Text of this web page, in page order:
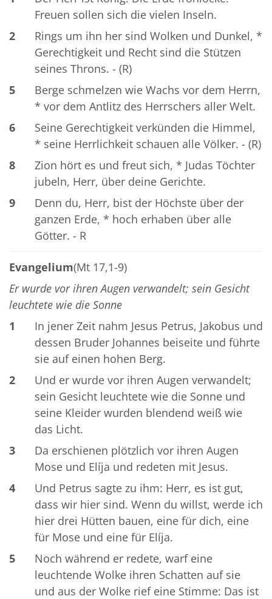
Freuen sollen sich die vielen Inseln.
2
Rings um ihn her sind Wolken und Dunkel, *
Gerechtigkeit und Recht sind die Stützen
seines Throns. - (R)
5
Berge schmelzen wie Wachs vor dem Herrn,
* vor dem Antlitz des Herrschers aller Welt.
6
Seine Gerechtigkeit verkünden die Himmel,
* seine Herrlichkeit schauen alle Völker. - (R)
8
Zion hört es und freut sich, * Judas Töchter
jubeln, Herr, über deine Gerichte.
9
Denn du, Herr, bist der Höchste über der
ganzen Erde, * hoch erhaben über alle
Götter. - R
Evangelium(Mt 17,1-9)
Er wurde vor ihren Augen verwandelt; sein Gesicht
leuchtete wie die Sonne
1
In jener Zeit nahm Jesus Petrus, Jakobus und
dessen Bruder Johannes beiseite und führte
sie auf einen hohen Berg.
2
Und er wurde vor ihren Augen verwandelt;
sein Gesicht leuchtete wie die Sonne und
seine Kleider wurden blendend weiß wie
das Licht.
3
Da erschienen plötzlich vor ihren Augen
Mose und Elíja und redeten mit Jesus.
4
Und Petrus sagte zu ihm: Herr, es ist gut,
dass wir hier sind. Wenn du willst, werde ich
hier drei Hütten bauen, eine für dich, eine
für Mose und eine für Elíja.
5
Noch während er redete, warf eine
leuchtende Wolke ihren Schatten auf sie
und aus der Wolke rief eine Stimme: Das ist